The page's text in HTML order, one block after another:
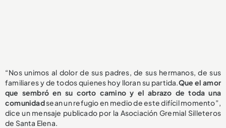
“Nos unimos al dolor de sus padres, de sus hermanos, de sus
familiares y de todos quienes hoy lloran su partida.Que el amor
que sembró en su corto camino y el abrazo de toda una
comunidadsean un refugio en medio de este difícil momento”,
dice un mensaje publicado por la Asociación Gremial Silleteros
de Santa Elena.